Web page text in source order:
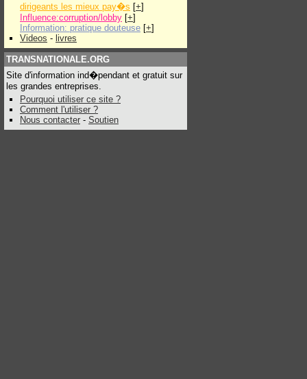
dirigeants les mieux pay�s [+]
Influence:corruption/lobby [+]
Information: pratique douteuse [+]
Videos - livres
TRANSNATIONALE.ORG
Site d'information ind�pendant et gratuit sur
les grandes entreprises.
Pourquoi utiliser ce site ?
Comment l'utiliser ?
Nous contacter - Soutien